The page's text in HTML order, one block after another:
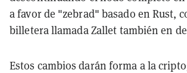
a favor de "zebrad" basado en Rust,
billetera llamada Zallet también en
Estos cambios darán forma a la